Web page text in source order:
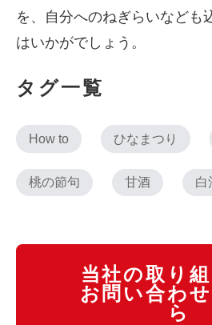
を、自分へのねぎらいなども
はいかがでしょう。
タグ一覧
How to ひなまつり
桃の節句 甘酒 白
当社の取り
お問い合わ
ら